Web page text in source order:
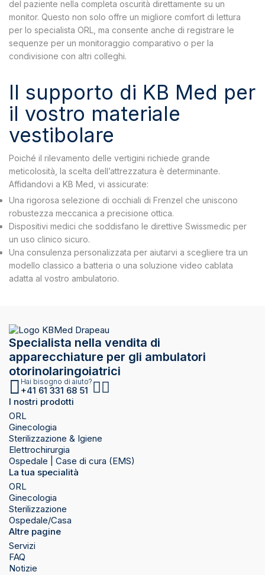
del paziente nella completa oscurità direttamente su un
monitor. Questo non solo offre un migliore comfort di lettura
per lo specialista ORL, ma consente anche di registrare le
sequenze per un monitoraggio comparativo o per la
condivisione con altri colleghi.
Il supporto di KB Med per
il vostro materiale
vestibolare
Poiché il rilevamento delle vertigini richiede grande
meticolosità, la scelta dell’attrezzatura è determinante.
Affidandovi a KB Med, vi assicurate:
Una rigorosa selezione di occhiali di Frenzel che uniscono
robustezza meccanica a precisione ottica.
Dispositivi medici che soddisfano le direttive Swissmedic per
un uso clinico sicuro.
Una consulenza personalizzata per aiutarvi a scegliere tra un
modello classico a batteria o una soluzione video cablata
adatta al vostro ambulatorio.
Specialista nella vendita di
apparecchiature per gli ambulatori
otorinolaringoiatrici
Hai bisogno di aiuto?
+41 61 331 68 51
I nostri prodotti
ORL
Ginecologia
Sterilizzazione & Igiene
Elettrochirurgia
Ospedale | Case di cura (EMS)
La tua specialità
ORL
Ginecologia
Sterilizzazione
Ospedale/Casa
Altre pagine
Servizi
FAQ
Notizie